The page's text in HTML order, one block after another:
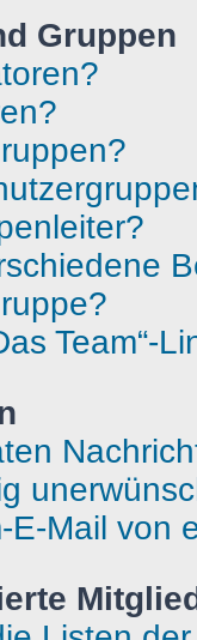
Gruppen
Team“-
Mail von